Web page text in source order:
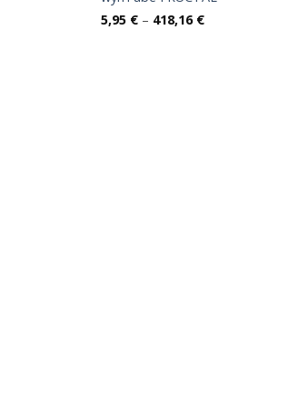
5,95 € – 418,16 €Raspon